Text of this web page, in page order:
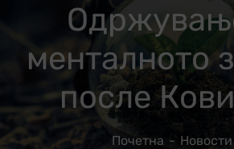
менталното
после
Почетна
Новости